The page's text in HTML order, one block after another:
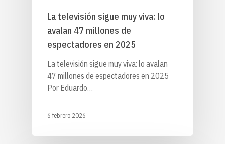
La televisión sigue muy viva: lo
avalan 47 millones de
espectadores en 2025
La televisión sigue muy viva: lo avalan
47 millones de espectadores en 2025
Por Eduardo…
6 febrero 2026